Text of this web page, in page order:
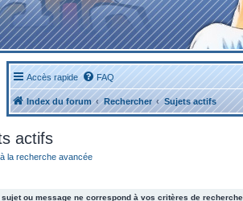
Accès rapide FAQ
Index du forum Rechercher Sujets actifs
actifs
la recherche avancée
sujet ou message ne correspond à vos critères de